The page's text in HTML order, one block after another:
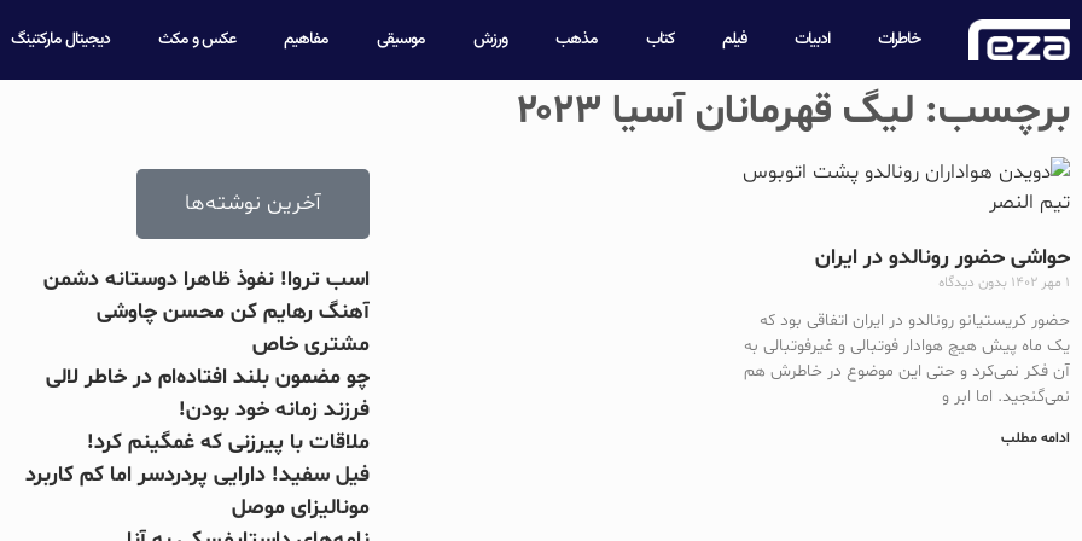
خاطرات ادبیات فیلم کتاب مذهب ورزش موسیقی مفاهیم عکس و مکث دیجیتال مارکتینگ
برچسب: لیگ قهرمانان آسیا ۲۰۲۳
حواشی حضور رونالدو در ایران
۱ مهر ۱۴۰۲ بدون دیدگاه
حضور کریستیانو رونالدو در ایران اتفاقی بود که
یک ماه پیش هیچ هوادار فوتبالی و غیرفوتبالی به
آن فکر نمی‌کرد و حتی این موضوع در خاطرش هم
نمی‌گنجید. اما ابر و
ادامه مطلب
آخرین نوشته‌ها
اسب تروا! نفوذ ظاهرا دوستانه دشمن
آهنگ رهایم کن محسن چاوشی
مشتری خاص
چو مضمون بلند افتاده‌ام در خاطر لالی
فرزند زمانه خود بودن!
ملاقات با پیرزنی که غمگینم کرد!
فیل سفید! دارایی پردردسر اما کم کاربرد
مونالیزای موصل
جرج
بریل امبولو
جانلوکا
صلاح یا
کینگزلی